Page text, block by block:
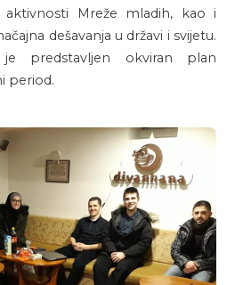
aktivnosti Mreže mladih, kao i
dešavanja u državi i svijetu.
predstavljen okviran plan
period.